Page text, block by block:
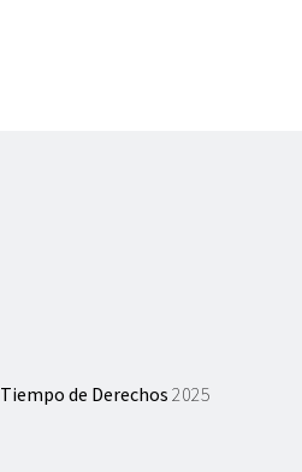
Tiempo de Derechos 2025